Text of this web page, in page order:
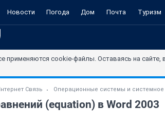
Новости Погода Дом Почта Туризм
применяются cookie-файлы. Оставаясь на
Связь Операционные системы и
(equation) в Word 2003